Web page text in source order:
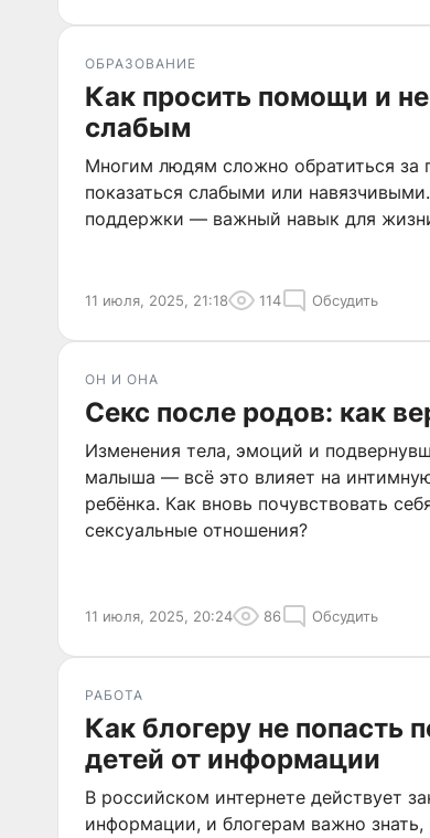
ОБРАЗОВАНИЕ
Как просить помощи и не
слабым
Многим людям сложно обратиться за
показаться слабыми или
поддержки — важный навык для
11 июля, 2025, 21:18 114 Обсудить
ОН И ОНА
Секс после родов: как
Изменения тела, эмоций и
малыша — всё это влияет на
ребёнка. Как вновь почувствовать
сексуальные отношения?
11 июля, 2025, 20:24 86 Обсудить
РАБОТА
Как блогеру не попасть
детей от информации
В российском интернете действует
информации, и блогерам важно знать,